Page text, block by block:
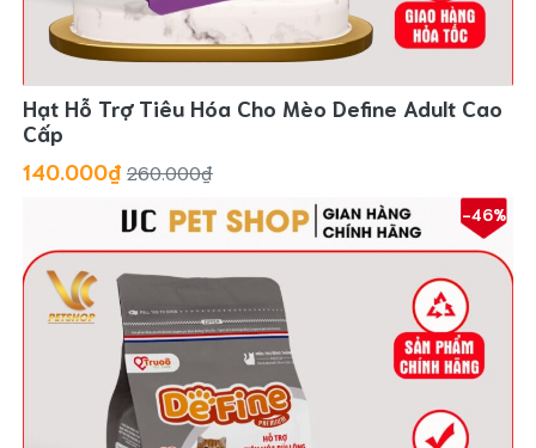
Hạt Hỗ Trợ Tiêu Hóa Cho Mèo Define Adult Cao
Cấp
140.000₫ 260.000₫
-46%